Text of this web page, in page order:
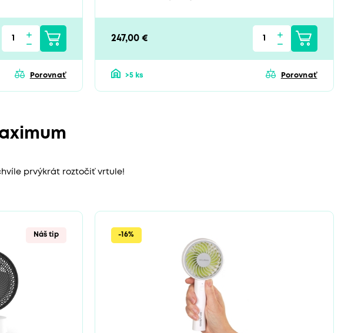
Porovnať
247,00 €
>5 ks Porovnať
prvýkrát roztočiť vrtule!
Náš tip -16%